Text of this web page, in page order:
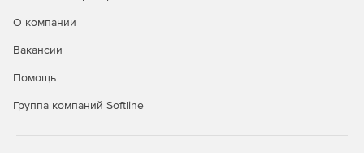
О компании
Вакансии
Помощь
Группа компаний Softline